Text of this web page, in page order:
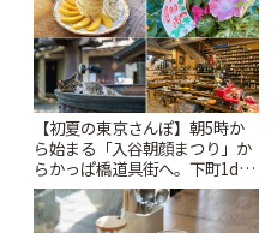
【初夏の東京さんぽ】朝5時か
ら始まる「入谷朝顔まつり」か
らかっぱ橋道具街へ。下町1day
さんぽプラン | ことりっぷ